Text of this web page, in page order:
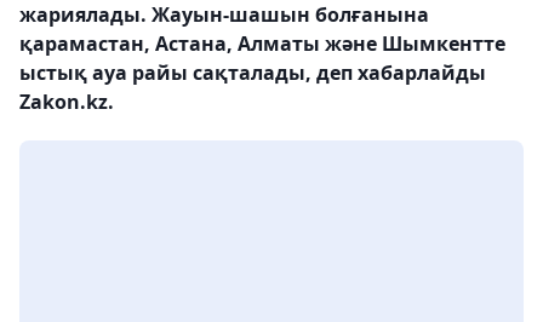
жариялады. Жауын-шашын болғанына
қарамастан, Астана, Алматы және Шымкентте
ыстық ауа райы сақталады, деп хабарлайды
Zakon.kz.